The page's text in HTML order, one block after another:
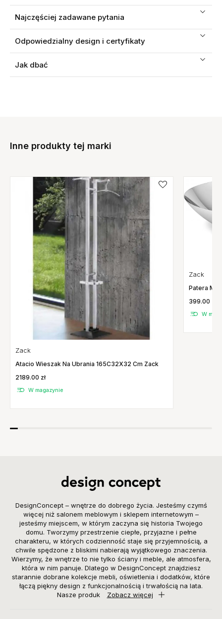
Najczęściej zadawane pytania
Odpowiedzialny design i certyfikaty
Jak dbać
Inne produkty tej marki
Zack
Atacio Wieszak Na Ubrania 165C32X32 Cm Zack
2189.00 zł
W magazynie
Zack
Patera
399.00 zł
W
DesignConcept – wnętrze do dobrego życia. Jesteśmy czymś
więcej niż salonem meblowym i sklepem internetowym –
jesteśmy miejscem, w którym zaczyna się historia Twojego
domu. Tworzymy przestrzenie ciepłe, przyjazne i pełne
charakteru, w których codzienność staje się przyjemnością, a
chwile spędzone z bliskimi nabierają wyjątkowego znaczenia.
Wierzymy, że wnętrze to nie tylko ściany i meble, ale atmosfera,
która w nim panuje. Dlatego w DesignConcept znajdziesz
starannie dobrane kolekcje mebli, oświetlenia i dodatków, które
łączą piękny design z funkcjonalnością i trwałością na lata.
Nasze produk
Zobacz więcej